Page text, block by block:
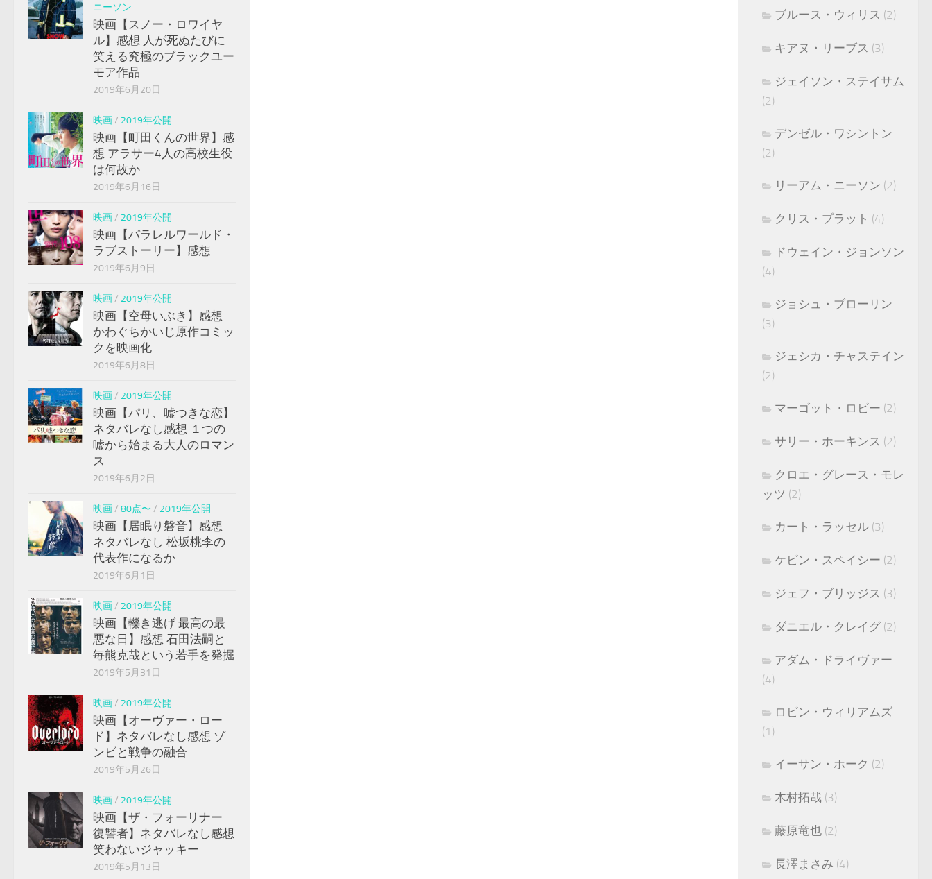
ニーソン
映画【スノー・ロワイヤ
ル】感想 人が死ぬたびに
笑える究極のブラックユー
モア作品
2019年6月20日
映画/ 2019年公開
映画【町田くんの世界】感
想 アラサー4人の高校生役
は何故か
2019年6月16日
映画/ 2019年公開
映画【パラレルワールド・
ラブストーリー】感想
2019年6月9日
映画/ 2019年公開
映画【空母いぶき】感想
かわぐちかいじ原作コミッ
クを映画化
2019年6月8日
映画/ 2019年公開
映画【パリ、嘘つきな恋】
ネタバレなし感想 １つの
嘘から始まる大人のロマン
ス
2019年6月2日
映画/ 80点〜 / 2019年公開
映画【居眠り磐音】感想
ネタバレなし 松坂桃李の
代表作になるか
2019年6月1日
映画/ 2019年公開
映画【轢き逃げ 最高の最
悪な日】感想 石田法嗣と
毎熊克哉という若手を発掘
2019年5月31日
映画/ 2019年公開
映画【オーヴァー・ロー
ド】ネタバレなし感想 ゾ
ンビと戦争の融合
2019年5月26日
映画/ 2019年公開
映画【ザ・フォーリナー
復讐者】ネタバレなし感想
笑わないジャッキー
2019年5月13日
ブルース・ウィリス (2)
キアヌ・リーブス (3)
ジェイソン・ステイサム
(2)
デンゼル・ワシントン
(2)
リーアム・ニーソン (2)
クリス・プラット (4)
ドウェイン・ジョンソン
(4)
ジョシュ・ブローリン
(3)
ジェシカ・チャステイン
(2)
マーゴット・ロビー (2)
サリー・ホーキンス (2)
クロエ・グレース・モレ
ッツ (2)
カート・ラッセル (3)
ケビン・スペイシー (2)
ジェフ・ブリッジス (3)
ダニエル・クレイグ (2)
アダム・ドライヴァー
(4)
ロビン・ウィリアムズ
(1)
イーサン・ホーク (2)
木村拓哉 (3)
藤原竜也 (2)
長澤まさみ (4)